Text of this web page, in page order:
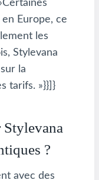
Europe, ce
les
Stylevana
la
tarifs. »}}]}
Stylevana
?
avec des